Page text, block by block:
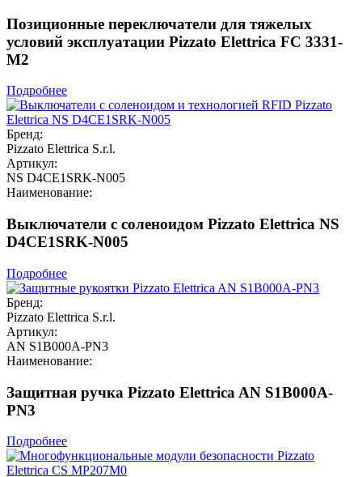
Позиционные переключатели для тяжелых
условий эксплуатации Pizzato Elettrica FC 3331-
M2
Подробнее
Бренд:
Pizzato Elettrica S.r.l.
Артикул:
NS D4CE1SRK-N005
Наименование:
Выключатели с соленоидом Pizzato Elettrica NS
D4CE1SRK-N005
Подробнее
Бренд:
Pizzato Elettrica S.r.l.
Артикул:
AN S1B000A-PN3
Наименование:
Защитная ручка Pizzato Elettrica AN S1B000A-
PN3
Подробнее